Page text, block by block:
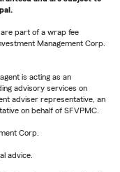
part of a wrap fee
Management Corp.
is acting as an
advisory services on
adviser representative, an
on behalf of SFVPMC.
Corp.
advice.